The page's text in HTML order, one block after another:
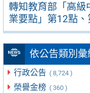
轉知教育部「高級
業要點」第12點
依公告類別彙
行政公告 ( 8,724 )
榮譽金榜 ( 360 )